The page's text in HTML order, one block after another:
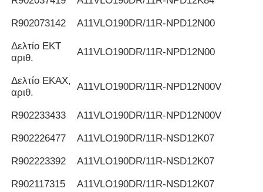
R902073142 Α11VLO190DR/11R-NPD12N00
Δελτίο ΕΚΤ
αριθ.
Α11VLO190DR/11R-NPD12N00
Δελτίο ΕΚΑΧ,
αριθ.
Α11VLO190DR/11R-NPD12N00V
R902233433 Α11VLO190DR/11R-NPD12N00V
R902226477 Α11VLO190DR/11R-NSD12K07
R902223392 Α11VLO190DR/11R-NSD12K07
R902117315 Α11VLO190DR/11R-NSD12K07